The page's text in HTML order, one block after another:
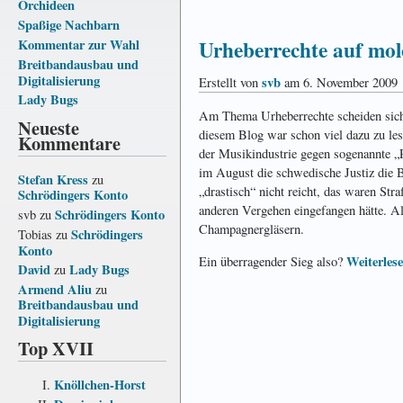
Orchideen
Spaßige Nachbarn
Kommentar zur Wahl
Breitbandausbau und
Digitalisierung
Lady Bugs
Neueste
Kommentare
Stefan Kress zu
Schrödingers Konto
svb zu Schrödingers Konto
Tobias zu Schrödingers
Konto
David zu Lady Bugs
Armend Aliu zu
Breitbandausbau und
Digitalisierung
Top XVII
Knöllchen-Horst
Urheberrechte auf
Erstellt von svb am 6. November 2009
Am Thema Urheberrechte scheiden
diesem Blog war schon viel dazu zu
der Musikindustrie gegen sogenannte
im August die schwedische Justiz die
„drastisch“ nicht reicht, das waren
anderen Vergehen eingefangen hätte.
Champagnergläsern.
Ein überragender Sieg also?